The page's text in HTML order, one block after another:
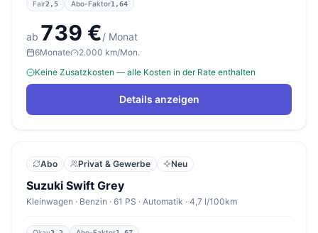
Fair2,5 Abo-Faktor1,64
ab 739 €/ Monat
6Monate
2.000 km/Mon.
Keine Zusatzkosten — alle Kosten in der Rate enthalten
Details anzeigen
Abo Privat & Gewerbe Neu
Suzuki Swift Grey
Kleinwagen · Benzin · 61 PS · Automatik · 4,7 l/100km